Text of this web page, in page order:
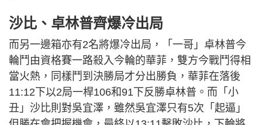
沙比、卓林普齊爆冷出局
而另一邊箱亦有2名將爆冷出局，「一哥」卓林普今
輪鬥由資格賽一路殺入今輪的華菲，雙方今戰鬥得相
當火熱，同樣鬥到決勝局才分出勝負，華菲在落後
11:12下以2局一桿106和91下反勝卓林普。而「小
丑」沙比則對吳宜澤，雖然吳宜澤只有5次「起逼」